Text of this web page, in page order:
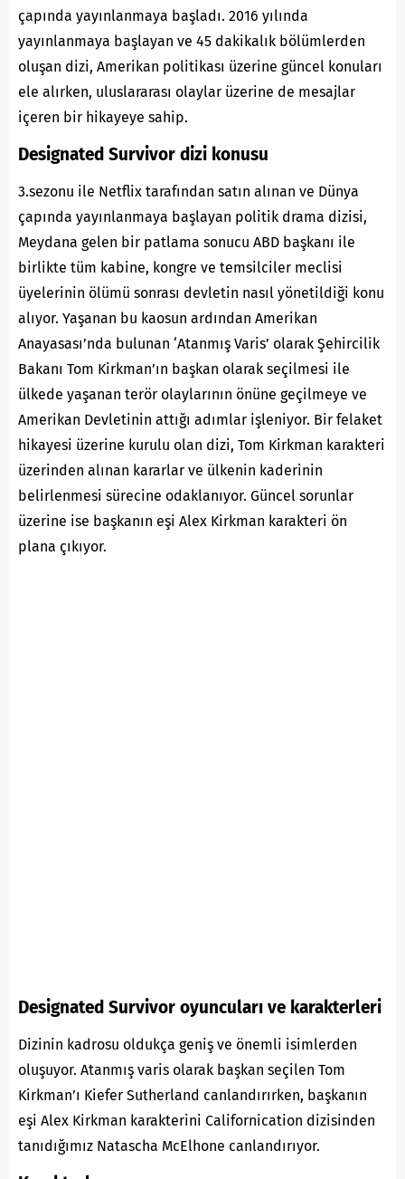
çapında yayınlanmaya başladı. 2016 yılında
yayınlanmaya başlayan ve 45 dakikalık bölümlerden
oluşan dizi, Amerikan politikası üzerine güncel konuları
ele alırken, uluslararası olaylar üzerine de mesajlar
içeren bir hikayeye sahip.
Designated Survivor dizi konusu
3.sezonu ile Netflix tarafından satın alınan ve Dünya
çapında yayınlanmaya başlayan politik drama dizisi,
Meydana gelen bir patlama sonucu ABD başkanı ile
birlikte tüm kabine, kongre ve temsilciler meclisi
üyelerinin ölümü sonrası devletin nasıl yönetildiği konu
alıyor. Yaşanan bu kaosun ardından Amerikan
Anayasası’nda bulunan ‘Atanmış Varis’ olarak Şehircilik
Bakanı Tom Kirkman’ın başkan olarak seçilmesi ile
ülkede yaşanan terör olaylarının önüne geçilmeye ve
Amerikan Devletinin attığı adımlar işleniyor. Bir felaket
hikayesi üzerine kurulu olan dizi, Tom Kirkman karakteri
üzerinden alınan kararlar ve ülkenin kaderinin
belirlenmesi sürecine odaklanıyor. Güncel sorunlar
üzerine ise başkanın eşi Alex Kirkman karakteri ön
plana çıkıyor.
Designated Survivor oyuncuları ve karakterleri
Dizinin kadrosu oldukça geniş ve önemli isimlerden
oluşuyor. Atanmış varis olarak başkan seçilen Tom
Kirkman’ı Kiefer Sutherland canlandırırken, başkanın
eşi Alex Kirkman karakterini Californication dizisinden
tanıdığımız Natascha McElhone canlandırıyor.